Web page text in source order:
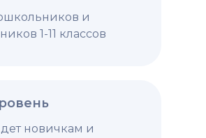
новичкам и
и
1-11 классов